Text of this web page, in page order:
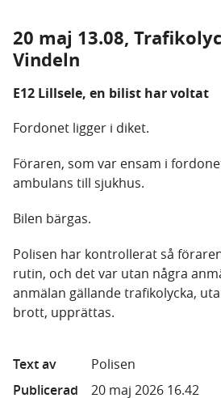
20 maj 13.08,
Vindeln
E12 Lillsele, en bilist har voltat
Fordonet ligger i diket.
Föraren, som var ensam i
ambulans till sjukhus.
Bilen bärgas.
Polisen har kontrollerat så
rutin, och det var utan några
anmälan gällande trafikolycka,
brott, upprättas.
Text av
Polisen
Publicerad
20 maj 2026 16.42